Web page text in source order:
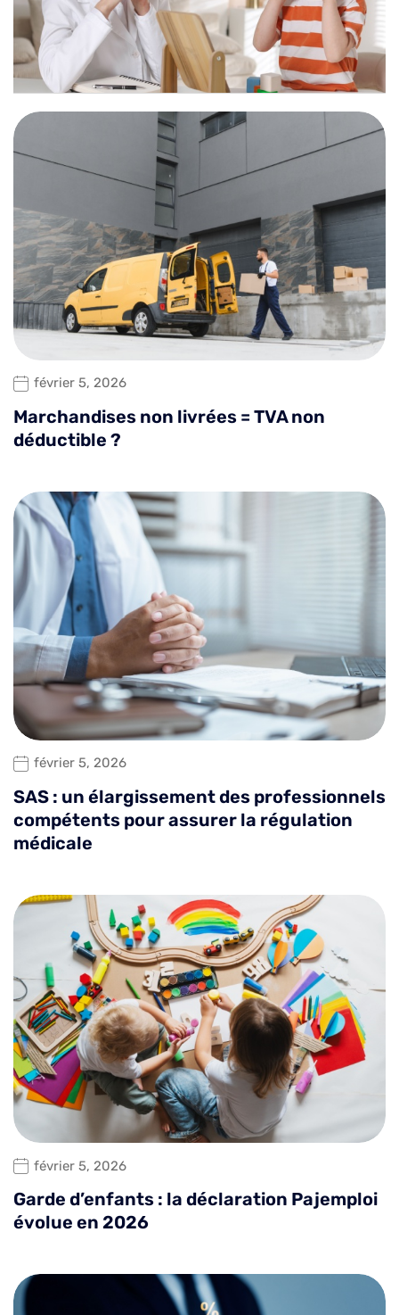
février 5, 2026
Marchandises non livrées = TVA non
déductible ?
février 5, 2026
SAS : un élargissement des professionnels
compétents pour assurer la régulation
médicale
février 5, 2026
Garde d’enfants : la déclaration Pajemploi
évolue en 2026